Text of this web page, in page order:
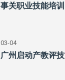
事关职业技能培
03-04
广州启动产教评